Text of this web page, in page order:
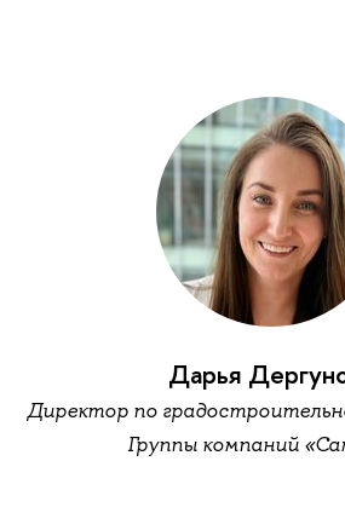
Дарья
Директор по
Группы компаний